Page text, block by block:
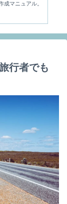
成マニュアル。
行者でも